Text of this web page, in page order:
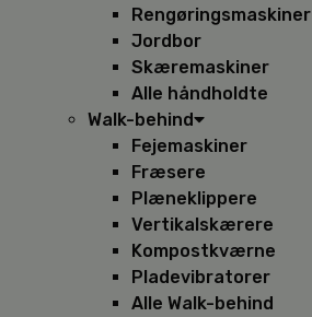
Rengøringsmaskiner
Jordbor
Skæremaskiner
Alle håndholdte
Walk-behind
Fejemaskiner
Fræsere
Plæneklippere
Vertikalskærere
Kompostkværne
Pladevibratorer
Alle Walk-behind